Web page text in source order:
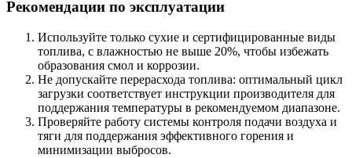
Рекомендации по эксплуатации
Используйте только сухие и сертифицированные виды
топлива, с влажностью не выше 20%, чтобы избежать
образования смол и коррозии.
Не допускайте перерасхода топлива: оптимальный цикл
загрузки соответствует инструкции производителя для
поддержания температуры в рекомендуемом диапазоне.
Проверяйте работу системы контроля подачи воздуха и
тяги для поддержания эффективного горения и
минимизации выбросов.